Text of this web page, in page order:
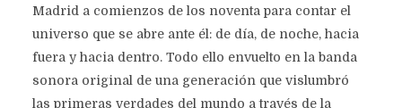
Madrid a comienzos de los noventa para contar el
universo que se abre ante él: de día, de noche, hacia
fuera y hacia dentro. Todo ello envuelto en la banda
sonora original de una generación que vislumbró
las primeras verdades del mundo a través de la